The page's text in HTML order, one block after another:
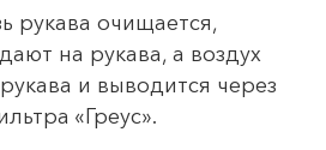
рукава очищается,
на рукава, а воздух
и выводится через
«Греус».